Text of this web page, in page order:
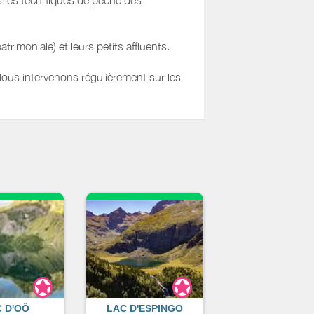
et leurs petits affluents.
intervenons régulièrement sur les
accueille les adeptes d'une pêche
D'OÔ LAC D'ESPINGO